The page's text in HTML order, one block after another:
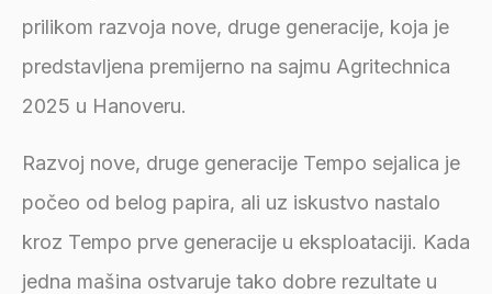
prilikom razvoja nove, druge generacije, koja je
predstavljena premijerno na sajmu Agritechnica
2025 u Hanoveru.
Razvoj nove, druge generacije Tempo sejalica je
počeo od belog papira, ali uz iskustvo nastalo
kroz Tempo prve generacije u eksploataciji. Kada
jedna mašina ostvaruje tako dobre rezultate u